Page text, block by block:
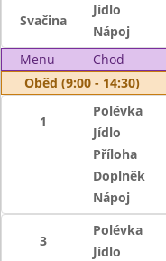
Svačina
Jídlo
Nápoj
Menu
Chod
Oběd (9:00 - 14:30)
1
Polévka
Jídlo
Příloha
Doplněk
Nápoj
3
Polévka
Jídlo